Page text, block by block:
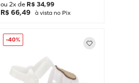
ou 2x de R$ 34,99
R$ 66,49 à vista no Pix
-40%